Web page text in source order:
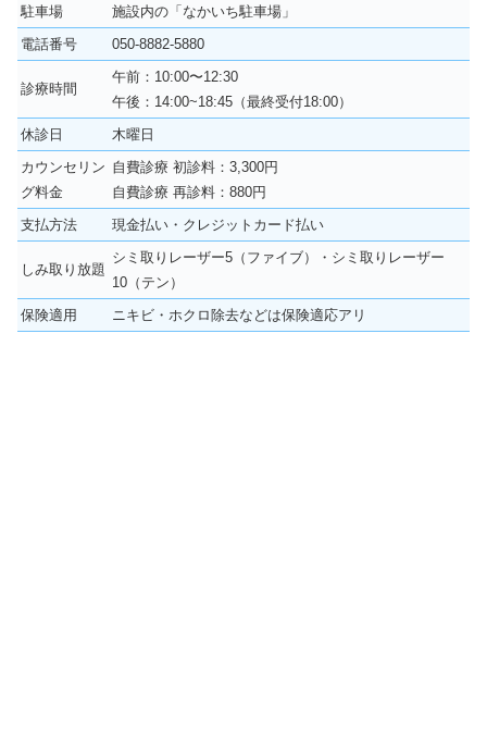
駐車場
施設内の「なかいち駐車場」
電話番号
050-8882-5880
診療時間
午前：10:00〜12:30
午後：14:00~18:45（最終受付18:00）
休診日
木曜日
カウンセリン
グ料金
自費診療 初診料：3,300円
自費診療 再診料：880円
支払方法
現金払い・クレジットカード払い
しみ取り放題
シミ取りレーザー5（ファイブ）・シミ取りレーザー
10（テン）
保険適用
ニキビ・ホクロ除去などは保険適応アリ